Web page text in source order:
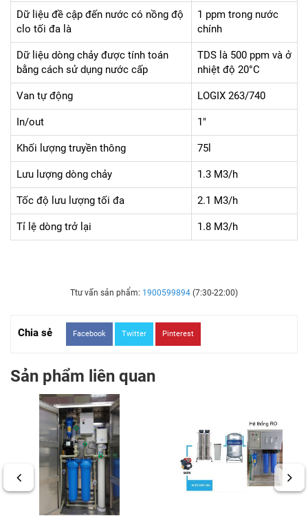
Dữ liệu đề cập đến nước có nồng độ
clo tối đa là
1 ppm trong nước
chính
Dữ liệu dòng chảy được tính toán
bằng cách sử dụng nước cấp
TDS là 500 ppm và ở
nhiệt độ 20°C
Van tự động LOGIX 263/740
In/out 1"
Khối lượng truyền thông 75l
Lưu lượng dòng chảy 1.3 M3/h
Tốc độ lưu lượng tối đa 2.1 M3/h
Tỉ lệ dòng trở lại 1.8 M3/h
Ttư vấn sản phẩm: 1900599894 (7:30-22:00)
Chia sẻ Facebook Twitter Pinterest
Sản phẩm liên quan